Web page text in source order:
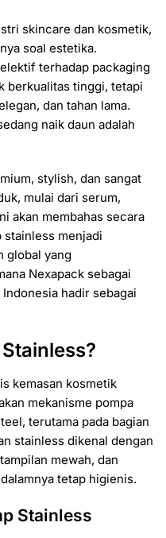
skincare dan kosmetik,
soal estetika.
terhadap packaging
berkualitas tinggi, tetapi
dan tahan lama.
naik daun adalah
stylish, dan sangat
mulai dari serum,
akan membahas secara
stainless menjadi
global yang
Nexapack sebagai
Indonesia hadir sebagai
kemasan kosmetik
mekanisme pompa
terutama pada bagian
stainless dikenal dengan
mewah, dan
tetap higienis.
Stainless